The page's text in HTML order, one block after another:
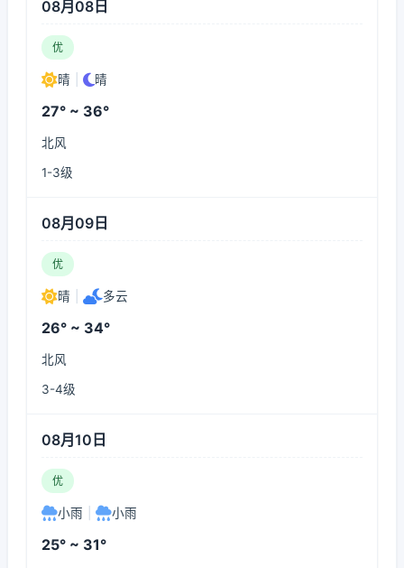
08月08日
优
晴 晴
27° ~ 36°
北风
1-3级
08月09日
优
晴 多云
26° ~ 34°
北风
3-4级
08月10日
优
小雨 小雨
25° ~ 31°